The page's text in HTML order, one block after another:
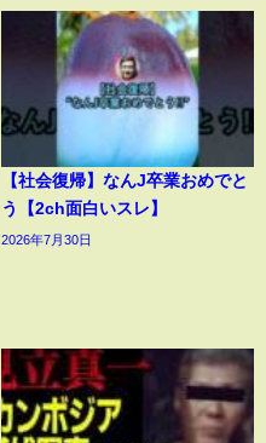
【社会復帰】なんJ卒業おめでと
う【2ch面白いスレ】
2026年7月30日